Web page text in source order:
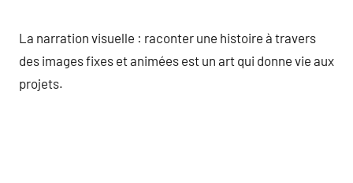
La narration visuelle : raconter une histoire à travers
des images fixes et animées est un art qui donne vie aux
projets.